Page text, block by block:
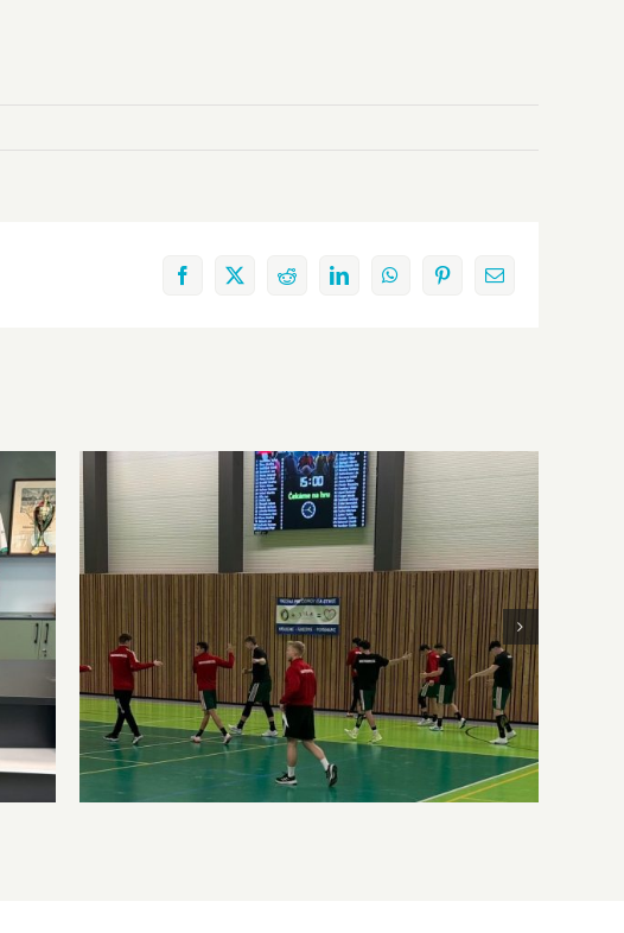
Facebook
X RedditLinkedInWhatsAppPinterestEmail:
Erőnléti szemmel a korosztályos
válogatottban – Interjú Lattenstein Dániellel